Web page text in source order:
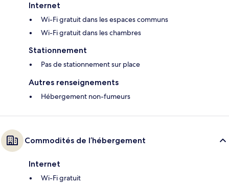
Internet
Wi-Fi gratuit dans les espaces communs
Wi-Fi gratuit dans les chambres
Stationnement
Pas de stationnement sur place
Autres renseignements
Hébergement non-fumeurs
Commodités de l’hébergement
Internet
Wi-Fi gratuit